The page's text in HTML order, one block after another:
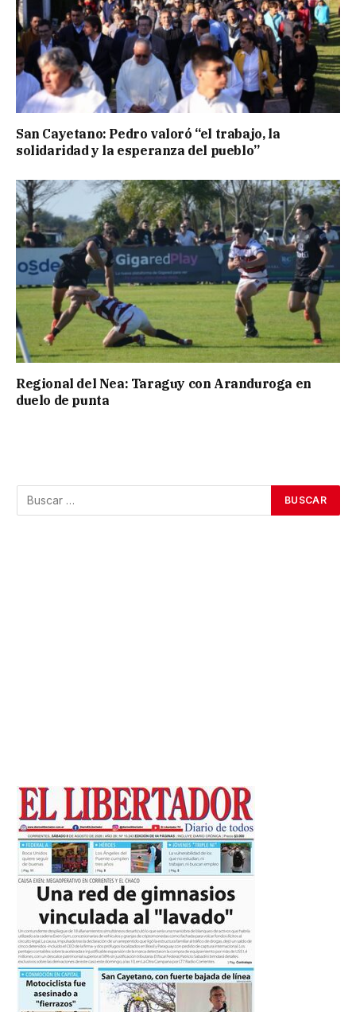
San Cayetano: Pedro valoró “el trabajo, la
solidaridad y la esperanza del pueblo”
Regional del Nea: Taraguy con Aranduroga en
duelo de punta